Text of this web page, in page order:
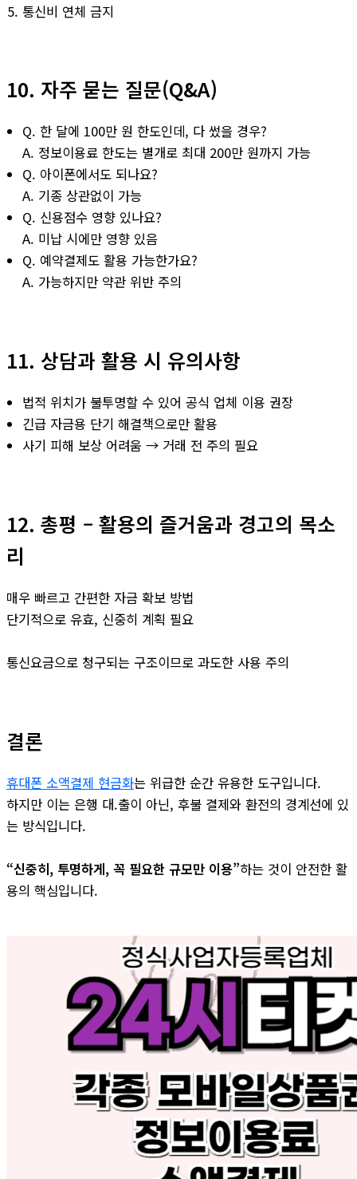
통신비 연체 금지
10. 자주 묻는 질문(Q&A)
Q. 한 달에 100만 원 한도인데, 다 썼을 경우?
A. 정보이용료 한도는 별개로 최대 200만 원까지 가능
Q. 아이폰에서도 되나요?
A. 기종 상관없이 가능
Q. 신용점수 영향 있나요?
A. 미납 시에만 영향 있음
Q. 예약결제도 활용 가능한가요?
A. 가능하지만 약관 위반 주의
11. 상담과 활용 시 유의사항
법적 위치가 불투명할 수 있어 공식 업체 이용 권장
긴급 자금용 단기 해결책으로만 활용
사기 피해 보상 어려움 → 거래 전 주의 필요
12. 총평 – 활용의 즐거움과 경고의 목소
리
매우 빠르고 간편한 자금 확보 방법
단기적으로 유효, 신중히 계획 필요
통신요금으로 청구되는 구조이므로 과도한 사용 주의
결론
휴대폰 소액결제 현금화는 위급한 순간 유용한 도구입니다.
하지만 이는 은행 대.출이 아닌, 후불 결제와 환전의 경계선에 있
는 방식입니다.
“신중히, 투명하게, 꼭 필요한 규모만 이용”하는 것이 안전한 활
용의 핵심입니다.